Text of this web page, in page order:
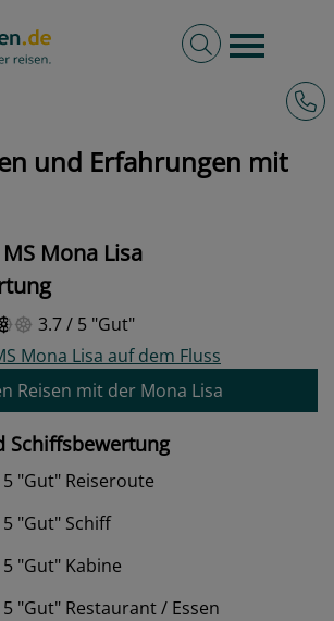
Burger
Volltextsuche
und Erfahrungen mit
Mona Lisa
3.7/ 5 Gut
Reisen mit der Mona Lisa
Schiffsbewertung
5 Gut Reiseroute
5 Gut Schiff
5 Gut Kabine
5 Gut Restaurant / Essen